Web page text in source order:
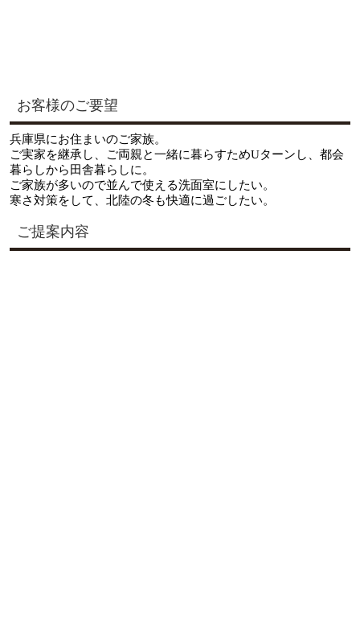
お客様のご要望
兵庫県にお住まいのご家族。
ご実家を継承し、ご両親と一緒に暮らすためUターンし、都会
暮らしから田舎暮らしに。
ご家族が多いので並んで使える洗面室にしたい。
寒さ対策をして、北陸の冬も快適に過ごしたい。
ご提案内容